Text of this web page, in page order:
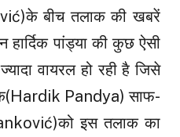
बीच तलाक की खबरें
पांड्या की कुछ ऐसी
वायरल हो रही है जिसे
Pandya) साफ-
इस तलाक का